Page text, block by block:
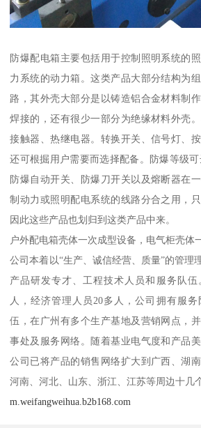
防爆配电箱主要包括用于控制照明系统的
力系统的动力箱。这类产品大部分结构为
路，其外壳大部分是以铸造铝合金材料制
焊接的，还有很少一部分为绝缘材料外壳
接触器、热继电器。转换开关、信号灯、
还可根掘用户需要而选择配备。防爆等级可
防爆自动开关、防爆刀开关以及熔断器在
制动力或照明配电系统的线路分合之用，
因此这些产品也划归到这类产品中来。
户外配电箱壳体一次成型设备，电气柜壳体
公司本着以“生产、诚信经营、质量”的管理
产品研发专才、工程技术人员和服务队伍
人，经济管理人员20多人，公司拥有服
伍，在广州有多个生产基地及营销网点，
事处及服务网络。随着基业电气度和产品
公司已将产品的销售网络扩大到广西、湖
河南、河北、山东、浙江、江苏等周边十几
m.weifangweihua.b2b168.com